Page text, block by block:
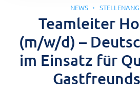
NEWS
Teamleiter
(m/w/d) –
im Einsatz für